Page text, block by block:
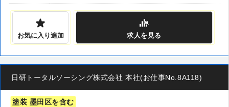
お気に入り追加 求人を見る
日研トータルソーシング株式会社 本社(お仕事No.8A118)
塗装 墨田区を含む